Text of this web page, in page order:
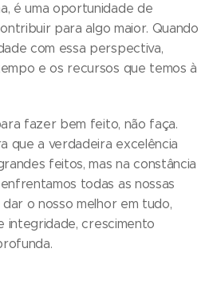
é uma oportunidade de
para algo maior. Quando
com essa perspectiva,
e os recursos que temos à
fazer bem feito, não faça.
que a verdadeira excelência
feitos, mas na constância
todas as nossas
o nosso melhor em tudo,
integridade, crescimento